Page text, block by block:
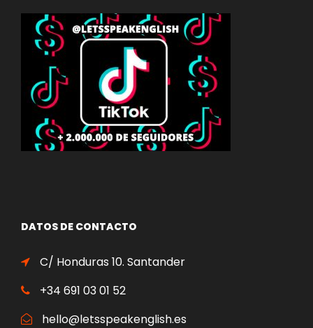
DATOS DE CONTACTO
C/ Honduras 10. Santander
+34 691 03 01 52
hello@letsspeakenglish.es